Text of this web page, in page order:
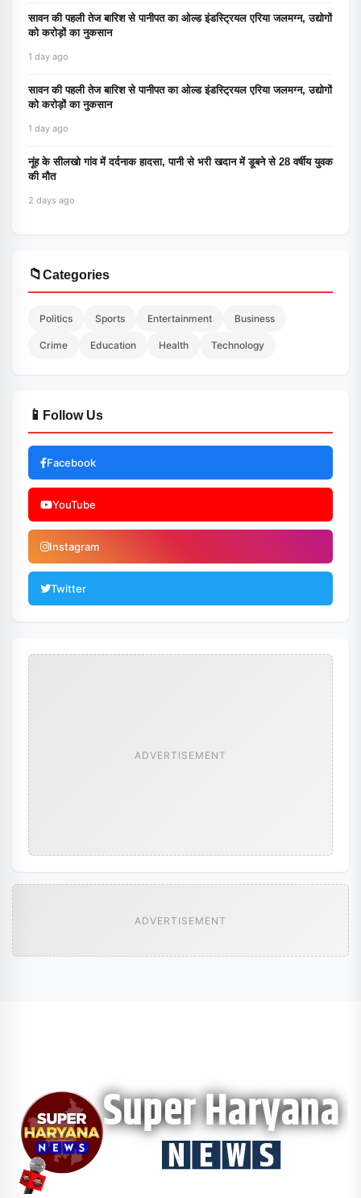
सावन की पहली तेज बारिश से पानीपत का ओल्ड इंडस्ट्रियल एरिया जलमग्न, उद्योगों
को करोड़ों का नुकसान
1 day ago
सावन की पहली तेज बारिश से पानीपत का ओल्ड इंडस्ट्रियल एरिया जलमग्न, उद्योगों
को करोड़ों का नुकसान
1 day ago
नूंह के सीलखो गांव में दर्दनाक हादसा, पानी से भरी खदान में डूबने से 28 वर्षीय युवक
की मौत
2 days ago
📁Categories
Politics Sports Entertainment Business
Crime Education Health Technology
📱 Follow Us
Facebook
YouTube
Instagram
Twitter
ADVERTISEMENT
ADVERTISEMENT